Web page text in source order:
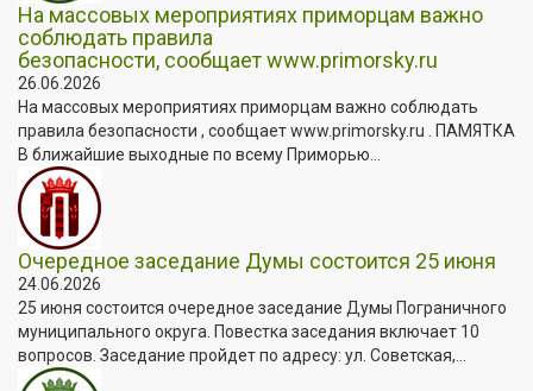
На массовых мероприятиях приморцам важно
соблюдать правила
безопасности, сообщает www.primorsky.ru
26.06.2026
На массовых мероприятиях приморцам важно соблюдать
правила безопасности , сообщает www.primorsky.ru . ПАМЯТКА
В ближайшие выходные по всему Приморью...
Очередное заседание Думы состоится 25 июня
24.06.2026
25 июня состоится очередное заседание Думы Пограничного
муниципального округа. Повестка заседания включает 10
вопросов. Заседание пройдет по адресу: ул. Советская,...